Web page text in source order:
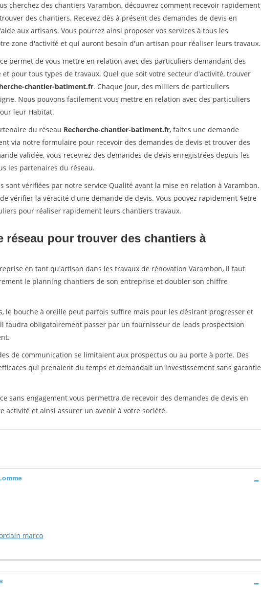
cherchez des chantiers Varambon, découvrez comment recevoir rapidement
des chantiers. Recevez dès à présent des demandes de devis en
aux artisans. Vous pourrez ainsi proposer vos services à tous les
zone d'activité et qui auront besoin d'un artisan pour réaliser leurs travaux.
permet de vous mettre en relation avec des particuliers demandant des
et pour tous types de travaux. Quel que soit votre secteur d'activité, trouver
chantier-batiment.fr. Chaque jour, des milliers de particuliers
Nous pouvons facilement vous mettre en relation avec des particuliers
leur Habitat.
du réseau Recherche-chantier-batiment.fr, faites une demande
via notre formulaire pour recevoir des demandes de devis et trouver des
validée, vous recevrez des demandes de devis enregistrées depuis les
les partenaires du réseau.
sont vérifiées par notre service Qualité avant la mise en relation à Varambon.
vérifier la véracité d'une demande de devis. Vous pouvez rapidement $etre
pour réaliser rapidement leurs chantiers travaux.
réseau pour trouver des chantiers à
en tant qu'artisan dans les travaux de rénovation Varambon, il faut
le planning chantiers de son entreprise et doubler son chiffre
le bouche à oreille peut parfois suffire mais pour les désirant progresser et
faudra obligatoirement passer par un fournisseur de leads prospectsion
de communication se limitaient aux prospectus ou au porte à porte. Des
qui prenaient du temps et demandait un investissement sans garantie
sans engagement vous permettra de recevoir des demandes de devis en
activité et ainsi assurer un avenir à votre société.
marco